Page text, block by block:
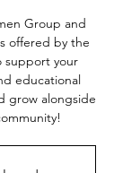
Group and
offered by the
support your
educational
grow alongside